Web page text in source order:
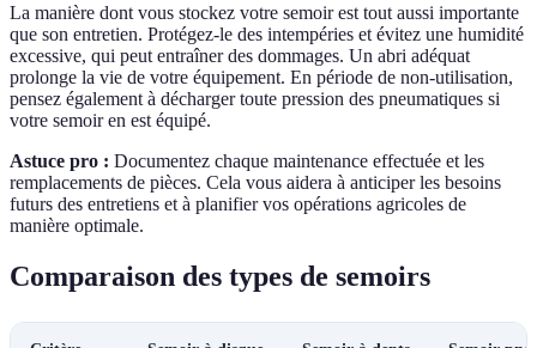
La manière dont vous stockez votre semoir est tout aussi importante
que son entretien. Protégez-le des intempéries et évitez une humidité
excessive, qui peut entraîner des dommages. Un abri adéquat
prolonge la vie de votre équipement. En période de non-utilisation,
pensez également à décharger toute pression des pneumatiques si
votre semoir en est équipé.
Astuce pro : Documentez chaque maintenance effectuée et les
remplacements de pièces. Cela vous aidera à anticiper les besoins
futurs des entretiens et à planifier vos opérations agricoles de
manière optimale.
Comparaison des types de semoirs